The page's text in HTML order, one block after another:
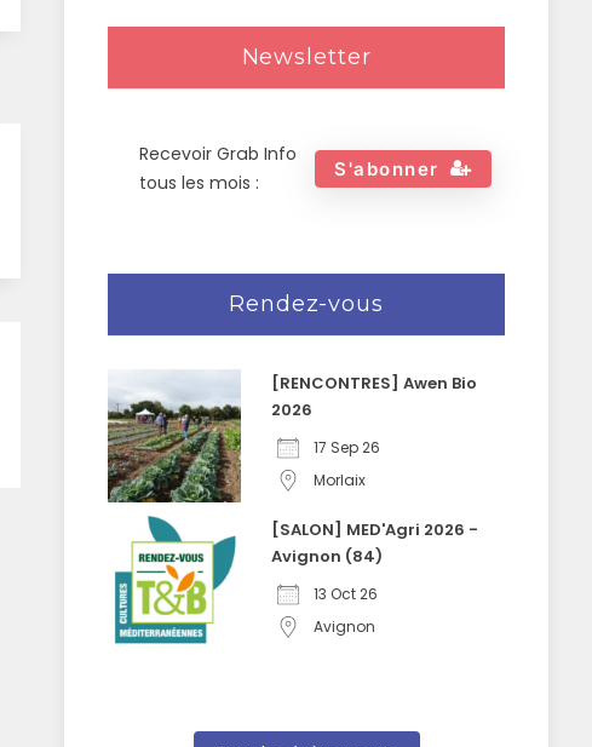
Newsletter
Recevoir Grab Info
tous les mois :
S'abonner
Rendez-vous
[RENCONTRES] Awen Bio
2026
17 Sep 26
Morlaix
[SALON] MED'Agri 2026 -
Avignon (84)
13 Oct 26
Avignon